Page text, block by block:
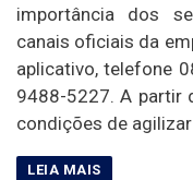
importância dos
canais oficiais da
aplicativo, telefone
9488-5227. A partir
condições de